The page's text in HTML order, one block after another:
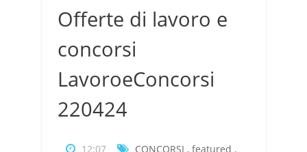
Offerte di lavoro e
concorsi
LavoroeConcorsi
220424
12:07 CONCORSI , featured ,